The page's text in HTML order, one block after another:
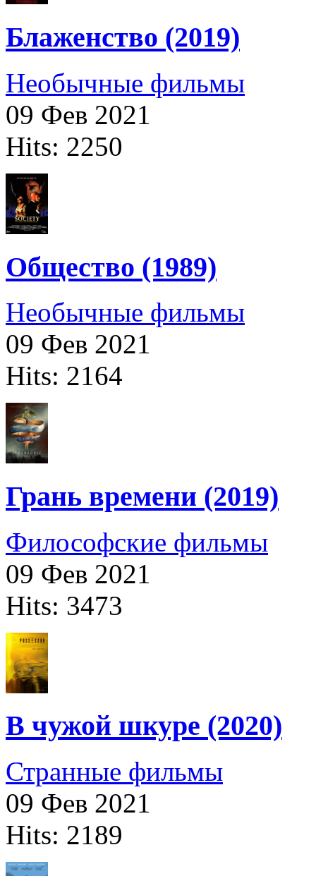
Блаженство (2019)
Необычные фильмы
09 Фев 2021
Hits: 2250
Общество (1989)
Необычные фильмы
09 Фев 2021
Hits: 2164
Грань времени (2019)
Философские фильмы
09 Фев 2021
Hits: 3473
В чужой шкуре (2020)
Странные фильмы
09 Фев 2021
Hits: 2189